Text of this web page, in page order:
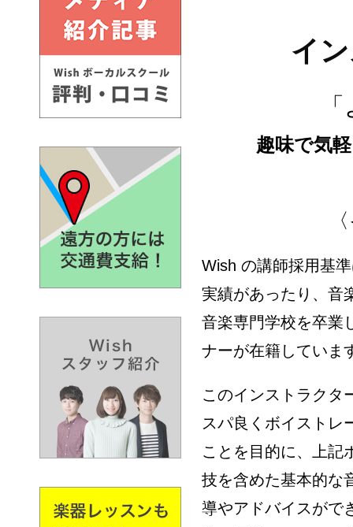
イ
趣味で気
Wish の講師採用基
実績があったり、音
音楽専門学校を卒業
ナーが在籍していま
このインストラクタ
スパ良くボイストレ
ことを目的に、上記
技を含めた基本的な
導やアドバイスがで